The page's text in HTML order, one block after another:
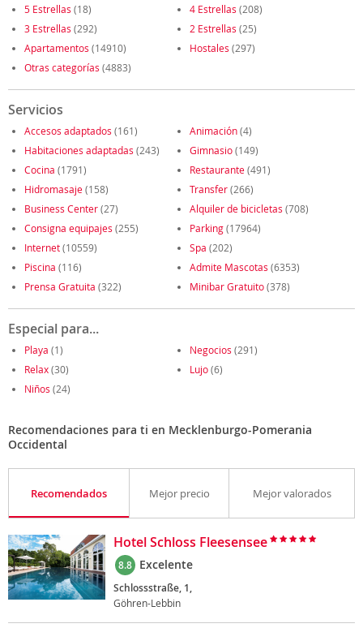
5 Estrellas (18) 4 Estrellas (208)
3 Estrellas (292) 2 Estrellas (25)
Apartamentos (14910) Hostales (297)
Otras categorías (4883)
Servicios
Accesos adaptados (161) Animación(4)
Habitaciones adaptadas (243) Gimnasio(149)
Cocina (1791) Restaurante(491)
Hidromasaje(158) Transfer(266)
Business Center(27) Alquiler de bicicletas (708)
Consigna equipajes (255) Parking(17964)
Internet(10559) Spa (202)
Piscina (116) Admite Mascotas (6353)
Prensa Gratuita (322) Minibar Gratuito(378)
Especial para...
Playa (1) Negocios (291)
Relax(30) Lujo(6)
Niños (24)
Recomendaciones para ti en Mecklenburgo-Pomerania
Occidental
Recomendados Mejor precio Mejor valorados
Hotel Schloss Fleesensee
8.8 Excelente
Schlossstraße, 1,
Göhren-Lebbin